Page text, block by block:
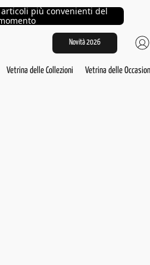
più convenienti del
Novità 2026
Vetrina delle Collezioni Vetrina delle